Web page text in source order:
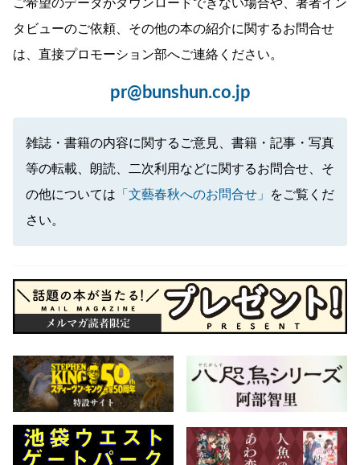
ご希望のデータがダウンロードできない場合や、著者イン
タビューのご依頼、その他の本の紹介に関するお問合せ
は、直接プロモーション部へご連絡ください。
pr@bunshun.co.jp
雑誌・書籍の内容に関するご意見、書籍・記事・写真
等の転載、朗読、二次利用などに関するお問合せ、そ
の他については 「文藝春秋へのお問合せ」
をご覧くだ
さい。